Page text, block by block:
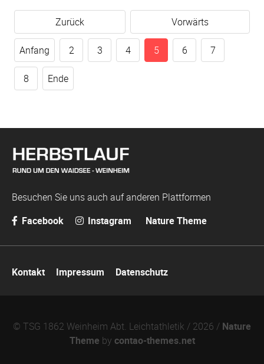
Zurück Vorwärts
Anfang 2 3 4 5 6 7
8 Ende
Besuchen Sie uns auch auf anderen Plattformen
Facebook
Instagram Nature Theme
überspringen
Kontakt Impressum Datenschutz
© TSG 1862 Weinheim Abt. Leichtathletik / 2026 / Nature
Theme by contao-themes.net